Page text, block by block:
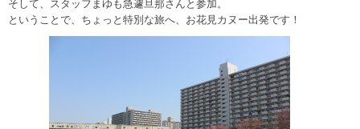
そして、スタッフまゆも急遽旦那さんと参加。
ということで、ちょっと特別な旅へ、お花見カヌー出発です！